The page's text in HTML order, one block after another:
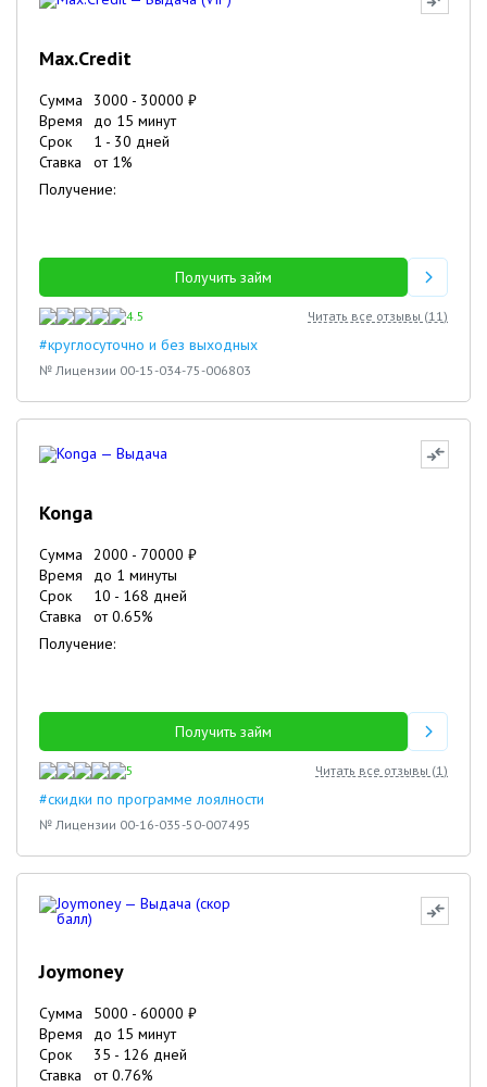
Max.Credit
Сумма 3000 - 30000 ₽
Время
до 15 минут
Срок
1 - 30 дней
Ставка
от 1%
Получение:
Получить займ
4.5 Читать все отзывы (11)
#круглосуточно и без выходных
№ Лицензии 00-15-034-75-006803
Konga
Сумма 2000 - 70000 ₽
Время
до 1 минуты
Срок
10 - 168 дней
Ставка
от0.65%
Получение:
Получить займ
5 Читать все отзывы (1)
#скидки по программе лоялности
№ Лицензии 00-16-035-50-007495
Joymoney
Сумма 5000 - 60000 ₽
Время
до 15 минут
Срок
35 - 126 дней
Ставка
от0.76%